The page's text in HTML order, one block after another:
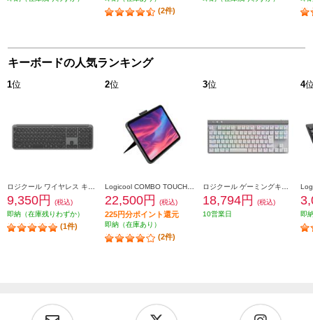
(2件)
キーボードの人気ランキング
1位
9,350円
(税込)
即納（在庫残りわずか）
(1件)
2位
22,500円 (税込)
225円分ポイント還元
即納（在庫あり）
(2件)
3位
18,794円
(税込)
10営業日
4
即